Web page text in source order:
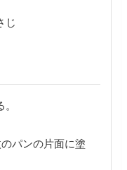
じ
パンの片面に塗